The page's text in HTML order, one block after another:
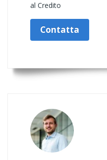
al Credito
Contatta